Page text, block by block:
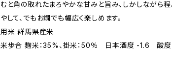
と角の取れたまろやかな甘みと旨み、しかしながら
して、でもお燗でも幅広く楽しめます。
米 群馬県産米
歩合 麹米：35%、掛米：50％ 日本酒度 -1.6 酸度